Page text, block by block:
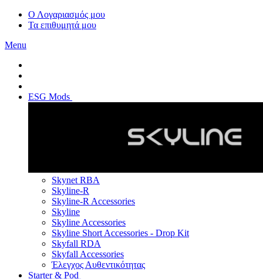
Ο Λογαριασμός μου
Τα επιθυμητά μου
Menu
ESG Mods
Skynet RBA
Skyline-R
Skyline-R Accessories
Skyline
Skyline Accessories
Skyline Short Accessories - Drop Kit
Skyfall RDA
Skyfall Accessories
Έλεγχος Αυθεντικότητας
Starter & Pod